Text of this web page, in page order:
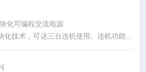
模块化可编程交流电源
化技术，可达三台连机使用。连机功能可
电力系统，或是提升大电压输出。简易的